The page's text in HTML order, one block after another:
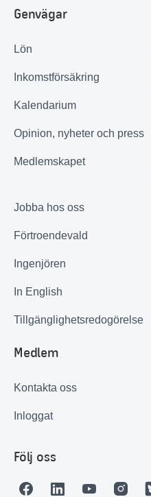
Genvägar
Lön
Inkomstförsäkring
Kalendarium
Opinion, nyheter och press
Medlemskapet
Jobba hos oss
Förtroendevald
Ingenjören
In English
Tillgänglighetsredogörelse
Medlem
Kontakta oss
Inloggat
Följ oss